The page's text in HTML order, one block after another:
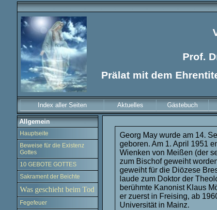
Prof.
Prälat mit dem
Index aller Seiten Aktuelles Gästebuch
Allgemein
Hauptseite
Beweise für die Existenz
Gottes
10 GEBOTE GOTTES
Sakrament der Beichte
Was geschieht beim Tod
Fegefeuer
Georg May wurde am 14.
geboren. Am 1. April 1951
Wienken von Meißen (der
zum Bischof geweiht
geweiht für die Diözese
laude zum Doktor der
berühmte Kanonist Klaus
er zuerst in Freising, ab
Universität in Mainz.